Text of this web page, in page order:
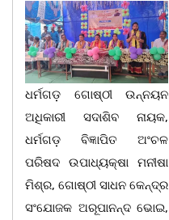
ଧର୍ମଗଡ଼ ଗୋଷ୍ଠୀ ଉନ୍ନୟନ
ଅଧିକାରୀ ସଦାଶିବ ନାୟକ,
ଧର୍ମଗଡ଼ ବିଜ୍ଞାପିତ ଅଂଚଳ
ପରିଷଦ ଉପାଧ୍ୟକ୍ଷା ମନୀଷା
ମିଶ୍ର, ଗୋଷ୍ଠୀ ସାଧନ କେନ୍ଦ୍ର
ସଂଯୋଜକ ଅରୂପାନନ୍ଦ ଭୋଇ,